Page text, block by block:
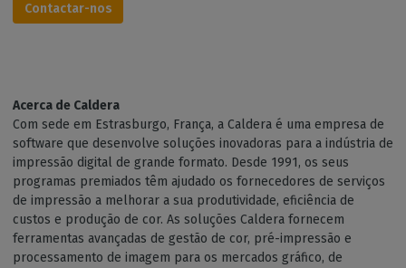
Contactar-nos
Acerca de Caldera
Com sede em Estrasburgo, França, a Caldera é uma empresa de
software que desenvolve soluções inovadoras para a indústria de
impressão digital de grande formato. Desde 1991, os seus
programas premiados têm ajudado os fornecedores de serviços
de impressão a melhorar a sua produtividade, eficiência de
custos e produção de cor. As soluções Caldera fornecem
ferramentas avançadas de gestão de cor, pré-impressão e
processamento de imagem para os mercados gráfico, de